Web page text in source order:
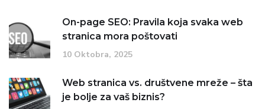
On-page SEO: Pravila koja svaka web
stranica mora poštovati
10 Oktobra, 2025
Web stranica vs. društvene mreže – šta
je bolje za vaš biznis?